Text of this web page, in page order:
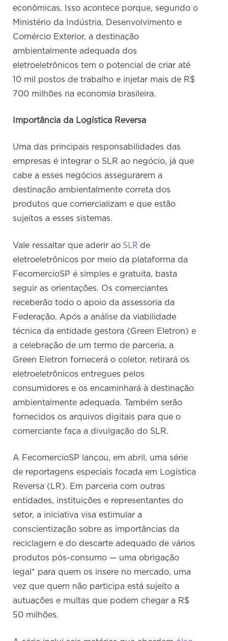
econômicas. Isso acontece porque, segundo o
Ministério da Indústria, Desenvolvimento e
Comércio Exterior, a destinação
ambientalmente adequada dos
eletroeletrônicos tem o potencial de criar até
10 mil postos de trabalho e injetar mais de R$
700 milhões na economia brasileira.
Importância da Logística Reversa
Uma das principais responsabilidades das
empresas é integrar o SLR ao negócio, já que
cabe a esses negócios assegurarem a
destinação ambientalmente correta dos
produtos que comercializam e que estão
sujeitos a esses sistemas.
Vale ressaltar que aderir aoSLR de
eletroeletrônicos por meio da plataforma da
FecomercioSP é simples e gratuita, basta
seguir as orientações. Os comerciantes
receberão todo o apoio da assessoria da
Federação. Após a análise da viabilidade
técnica da entidade gestora (Green Eletron) e
a celebração de um termo de parceria, a
Green Eletron fornecerá o coletor, retirará os
eletroeletrônicos entregues pelos
consumidores e os encaminhará à destinação
ambientalmente adequada. Também serão
fornecidos os arquivos digitais para que o
comerciante faça a divulgação do SLR.
A FecomercioSP lançou, em abril, uma série
de reportagens especiais focada em Logística
Reversa (LR). Em parceria com outras
entidades, instituições e representantes do
setor, a iniciativa visa estimular a
conscientização sobre as importâncias da
reciclagem e do descarte adequado de vários
produtos pós-consumo — uma obrigação
legal* para quem os insere no mercado, uma
vez que quem não participa está sujeito a
autuações e multas que podem chegar a R$
50 milhões.